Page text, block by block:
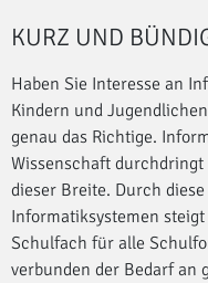
KURZ UND
Haben Sie Interesse an
Kindern und
genau das Richtige.
Wissenschaft
dieser Breite. Durch
Informatiksystemen
Schulfach für alle
verbunden der Bedarf an